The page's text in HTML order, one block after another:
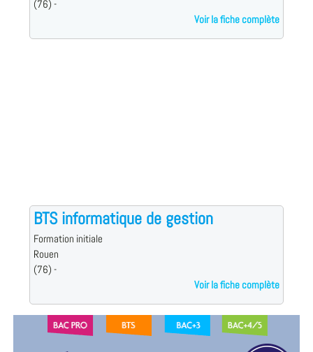
(76) -
Voir la fiche complète
BTS informatique de gestion
Formation initiale
Rouen
(76) -
Voir la fiche complète